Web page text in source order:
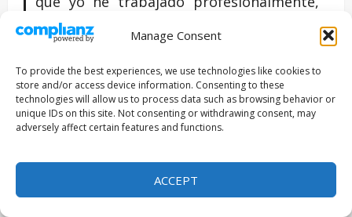
Manage Consent
To provide the best experiences, we use technologies like cookies to
store and/or access device information. Consenting to these
technologies will allow us to process data such as browsing behavior or
unique IDs on this site. Not consenting or withdrawing consent, may
adversely affect certain features and functions.
ACCEPT
he visto como se ha abierto a la oferta de
buen teatro, de buen cine, de buenos
país. Pero sigue siendo la Ciudad de
México un foco, vamos a decir, de
atracción muy importante. Yo creo que
hay una oferta muy, muy amplia de más
con una gran diversidad. Hay muchísima
gente joven, directores, dramaturgos
nuevos. Eso me reconforta mucho